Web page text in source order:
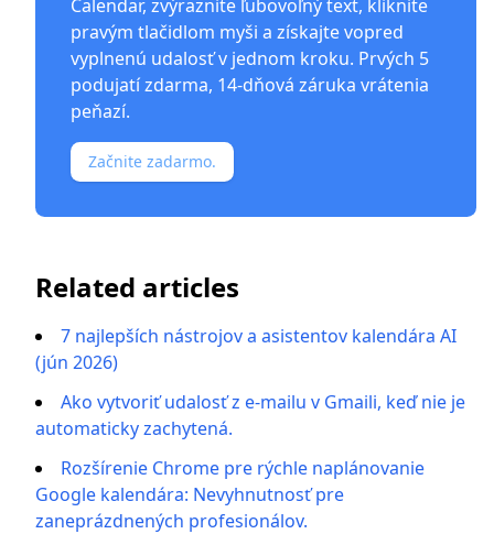
Calendar, zvýraznite ľubovoľný text, kliknite
pravým tlačidlom myši a získajte vopred
vyplnenú udalosť v jednom kroku. Prvých 5
podujatí zdarma, 14-dňová záruka vrátenia
peňazí.
Začnite zadarmo.
Related articles
7 najlepších nástrojov a asistentov kalendára AI
(jún 2026)
Ako vytvoriť udalosť z e-mailu v Gmaili, keď nie je
automaticky zachytená.
Rozšírenie Chrome pre rýchle naplánovanie
Google kalendára: Nevyhnutnosť pre
zaneprázdnených profesionálov.